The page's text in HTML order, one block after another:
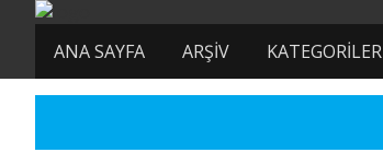
ANA SAYFA ARŞIV KATEGORILER